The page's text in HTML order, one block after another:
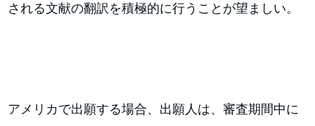
される文献の翻訳を積極的に行うことが望ましい。
アメリカで出願する場合、出願人は、審査期間中に